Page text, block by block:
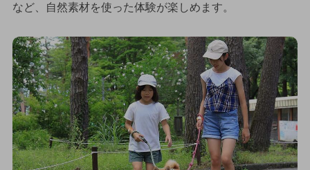
など、自然素材を使った体験が楽しめます。